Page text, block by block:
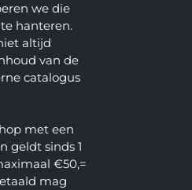
we die
hanteren.
altijd
van de
catalogus
met een
geldt sinds 1
€50,=
mag